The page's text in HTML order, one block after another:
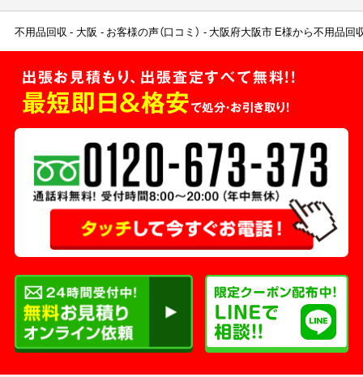
不用品回収 大阪 お客様の声（口コミ） 大阪府大阪市 E様から不用品回
出張お見積もり、出張査定すべて無料!!
最短即日＆格安で処分・お引き取り！